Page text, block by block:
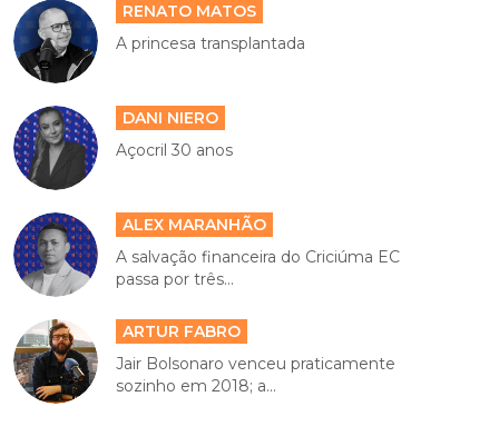
RENATO MATOS
A princesa transplantada
DANI NIERO
Açocril 30 anos
ALEX MARANHÃO
A salvação financeira do Criciúma EC
passa por três...
ARTUR FABRO
Jair Bolsonaro venceu praticamente
sozinho em 2018; a...